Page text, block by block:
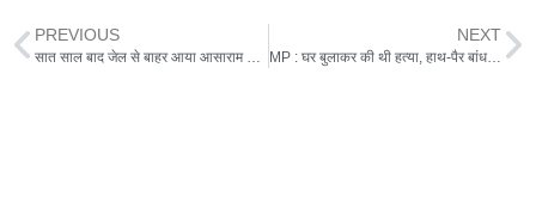
PREVIOUS
सात साल बाद जेल से बाहर आया आसाराम का बेटा नारायण साईं 14 दिन की फरलो
NEXT
MP : घर बुलाकर की थी हत्या, हाथ-पैर बांध लाश को पेटी में किया पैक, ठिकाने लगाने से पहले खुली पोल